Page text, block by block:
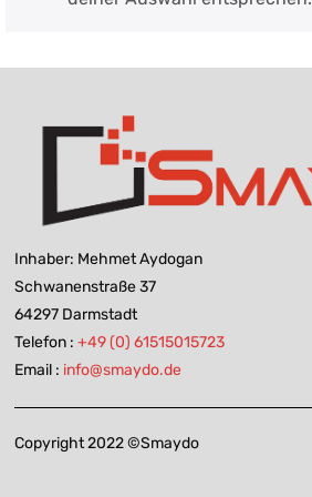
Inhaber: Mehmet Aydogan
Schwanenstraße 37
64297 Darmstadt
Telefon : +49 (0) 61515015723
Email : info@smaydo.de
Copyright 2022 ©Smaydo